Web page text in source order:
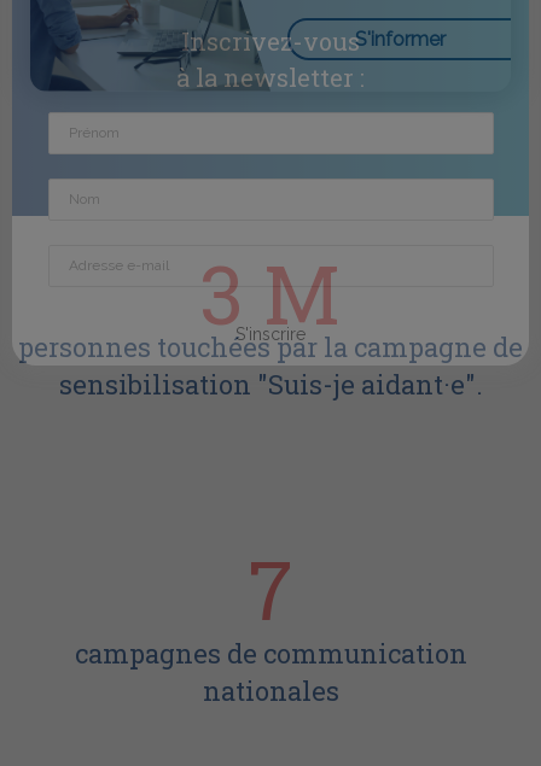
S'informer
3 M
personnes touchées par la campagne de
sensibilisation "Suis-je aidant·e".
7
campagnes de communication
nationales
Inscrivez-vous
à la newsletter :